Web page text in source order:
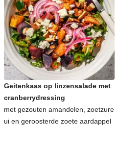
Geitenkaas op linzensalade met
cranberrydressing
met gezouten amandelen, zoetzure
ui en geroosterde zoete aardappel